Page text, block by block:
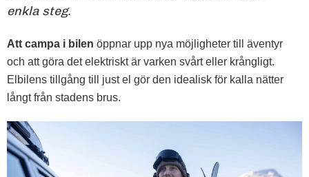
enkla steg.
Att campa i bilen öppnar upp nya möjligheter till äventyr
och att göra det elektriskt är varken svårt eller krångligt.
Elbilens tillgång till just el gör den idealisk för kalla nätter
långt från stadens brus.